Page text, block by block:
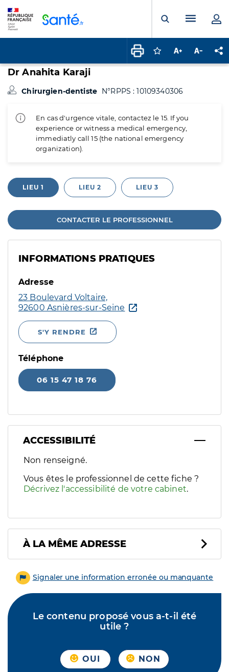
Ouvrir laMenu
Connectez-vous
Augmenter la
Dr Anahita Karaji
Chirurgien-dentiste N°RPPS : 10109340306
En cas d'urgence vitale, contactez le 15. If you
experience or witness a medical emergency,
immediatly call 15 (the national emergency
organization).
LIEU 1 LIEU 2 LIEU 3
CONTACTER LE PROFESSIONNEL
INFORMATIONS PRATIQUES
Adresse
23 Boulevard Voltaire,
92600 Asnières-sur-Seine
S'Y RENDRE
Téléphone
06 15 47 18 76
ACCESSIBILITÉ
Filtres
Sélectionnez un ou plusieurs handicaps/besoins
Non renseigné.
Vous êtes le professionnel de cette fiche ?
Décrivez l'accessibilité de votre cabinet.
À LA MÊME ADRESSE
Signaler une information erronée ou manquante
Le contenu proposé vous a-t-il été
utile ?
OUI NON